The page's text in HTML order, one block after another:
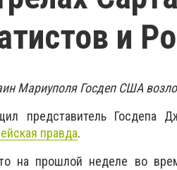
и
Мариуполя Госдеп CША
представитель Госдепа
правда.
на прошлой неделе во